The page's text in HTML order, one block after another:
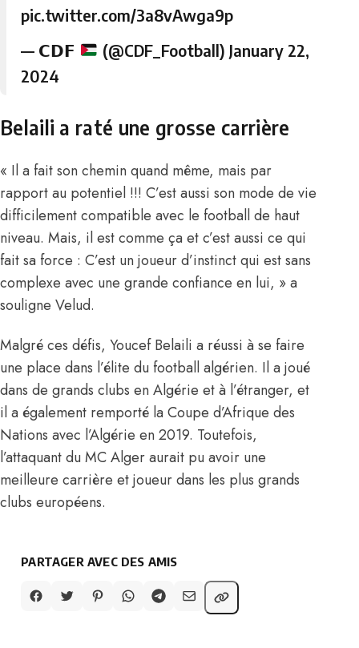
pic.twitter.com/3a8vAwga9p
— 𝗖𝗗𝗙
(@CDF_Football) January 22,
2024
Belaili a raté une grosse carrière
« Il a fait son chemin quand même, mais par
rapport au potentiel !!! C’est aussi son mode de vie
difficilement compatible avec le football de haut
niveau. Mais, il est comme ça et c’est aussi ce qui
fait sa force : C’est un joueur d’instinct qui est sans
complexe avec une grande confiance en lui, » a
souligne Velud.
Malgré ces défis, Youcef Belaili a réussi à se faire
une place dans l’élite du football algérien. Il a joué
dans de grands clubs en Algérie et à l’étranger, et
il a également remporté la Coupe d’Afrique des
Nations avec l’Algérie en 2019. Toutefois,
l’attaquant du MC Alger aurait pu avoir une
meilleure carrière et joueur dans les plus grands
clubs européens.
PARTAGER AVEC DES AMIS